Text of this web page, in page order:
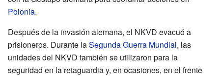
Polonia.
Después de la invasión alemana, el NKVD evacuó a
prisioneros. Durante laSegunda Guerra Mundial, las
unidades del NKVD también se utilizaron para la
seguridad en la retaguardia y, en ocasiones, en el frente